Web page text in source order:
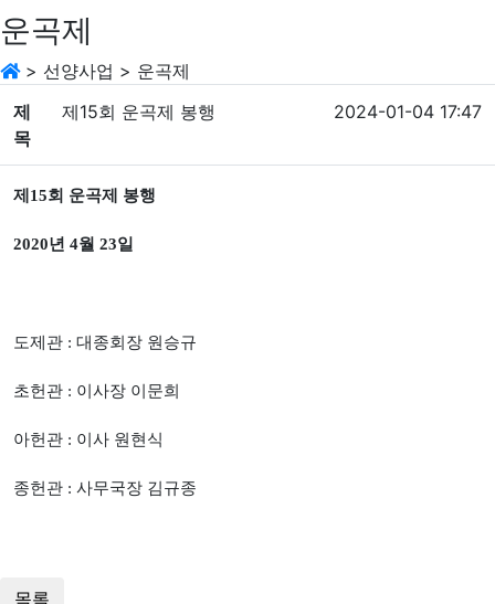
운곡제
> 선양사업 > 운곡제
제
목
제15회 운곡제 봉행 2024-01-04 17:47
제15회 운곡제 봉행
2020년 4월 23일
도제관 : 대종회장 원승규
초헌관 : 이사장 이문희
아헌관 : 이사 원현식
종헌관 : 사무국장 김규종
목록